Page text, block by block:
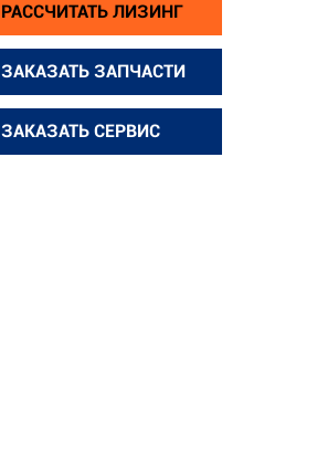
РАССЧИТАТЬ ЛИЗИНГ
ЗАКАЗАТЬ ЗАПЧАСТИ
ЗАКАЗАТЬ СЕРВИС